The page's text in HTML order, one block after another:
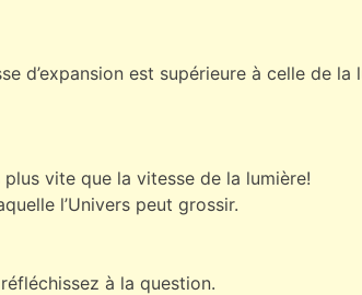
d’expansion est supérieure à celle de la
vite que la vitesse de la lumière!
l’Univers peut grossir.
à la question.